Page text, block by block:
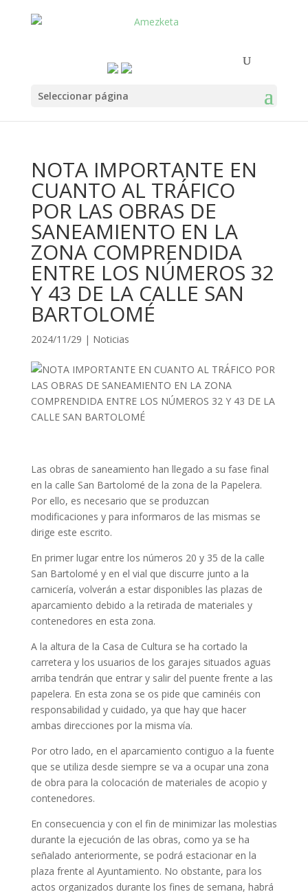
Seleccionar página
NOTA IMPORTANTE EN
CUANTO AL TRÁFICO
POR LAS OBRAS DE
SANEAMIENTO EN LA
ZONA COMPRENDIDA
ENTRE LOS NÚMEROS 32
Y 43 DE LA CALLE SAN
BARTOLOMÉ
2024/11/29 | Noticias
Las obras de saneamiento han llegado a su fase final
en la calle San Bartolomé de la zona de la Papelera.
Por ello, es necesario que se produzcan
modificaciones y para informaros de las mismas se
dirige este escrito.
En primer lugar entre los números 20 y 35 de la calle
San Bartolomé y en el vial que discurre junto a la
carnicería, volverán a estar disponibles las plazas de
aparcamiento debido a la retirada de materiales y
contenedores en esta zona.
A la altura de la Casa de Cultura se ha cortado la
carretera y los usuarios de los garajes situados aguas
arriba tendrán que entrar y salir del puente frente a las
papelera. En esta zona se os pide que caminéis con
responsabilidad y cuidado, ya que hay que hacer
ambas direcciones por la misma vía.
Por otro lado, en el aparcamiento contiguo a la fuente
que se utiliza desde siempre se va a ocupar una zona
de obra para la colocación de materiales de acopio y
contenedores.
En consecuencia y con el fin de minimizar las molestias
durante la ejecución de las obras, como ya se ha
señalado anteriormente, se podrá estacionar en la
plaza frente al Ayuntamiento. No obstante, para los
actos organizados durante los fines de semana, habrá